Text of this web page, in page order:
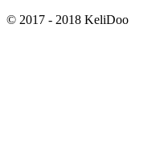
© 2017 - 2018 KeliDoo